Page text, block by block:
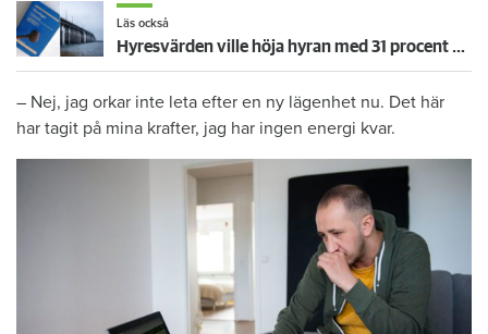
Läs också
Hyresvärden ville höja hyran med 31 procent – får nej i hovrätten
– Nej, jag orkar inte leta efter en ny lägenhet nu. Det här
har tagit på mina krafter, jag har ingen energi kvar.